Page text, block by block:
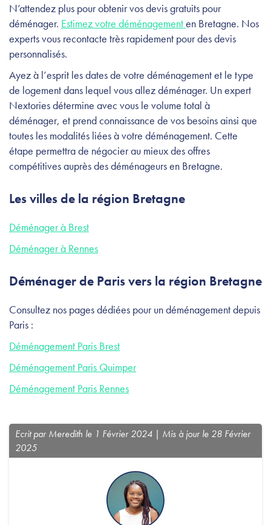
N’attendez plus pour obtenir vos devis gratuits pour
déménager. Estimez votre déménagementen Bretagne. Nos
experts vous recontacte très rapidement pour des devis
personnalisés.
Ayez à l’esprit les dates de votre déménagement et le type
de logement dans lequel vous allez déménager. Un expert
Nextories détermine avec vous le volume total à
déménager, et prend connaissance de vos besoins ainsi que
toutes les modalités liées à votre déménagement. Cette
étape permettra de négocier au mieux des offres
compétitives auprès des déménageurs en Bretagne.
Les villes de la région Bretagne
Déménager à Brest
Déménager à Rennes
Déménager de Paris vers la région Bretagne
Consultez nos pages dédiées pour un déménagement depuis
Paris :
Déménagement Paris Brest
Déménagement Paris Quimper
Déménagement Paris Rennes
Ecrit par Meredith le 1 Février 2024 | Mis à jour le 28 Février
2025